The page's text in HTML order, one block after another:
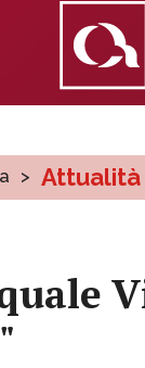
> Attualità